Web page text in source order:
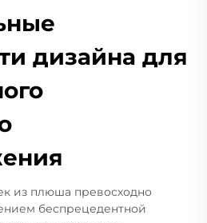
дизайна для
из плюша превосходно
беспрецедентной